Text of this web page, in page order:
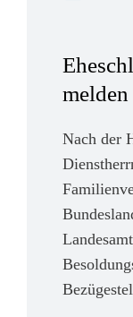
melden
Nach der